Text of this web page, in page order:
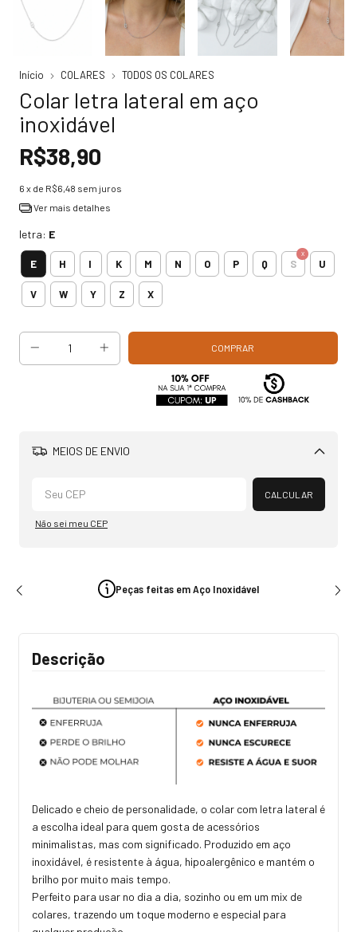
Início COLARES TODOS OS COLARES
Colar letra lateral em aço
inoxidável
R$38,90
6 x de R$6,48 sem juros
Ver mais detalhes
letra: E
E H I K M N O P Q S U
V W Y Z X
MEIOS DE ENVIO
Alterar CEP
CALCULAR
Não sei meu CEP
Peças feitas em Aço Inoxidável
Descrição
Delicado e cheio de personalidade, o colar com letra lateral é
a escolha ideal para quem gosta de acessórios
minimalistas, mas com significado. Produzido em aço
inoxidável, é resistente à água, hipoalergênico e mantém o
brilho por muito mais tempo.
Perfeito para usar no dia a dia, sozinho ou em um mix de
colares, trazendo um toque moderno e especial para